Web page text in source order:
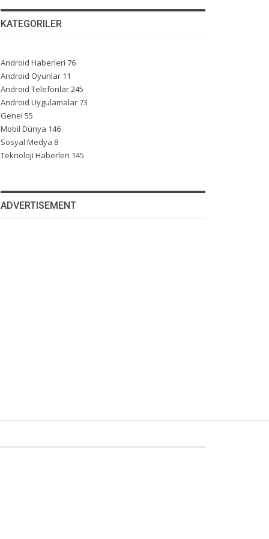
KATEGORILER
Android Haberleri 76
Android Oyunlar 11
Android Telefonlar245
Android Uygulamalar73
Genel 55
Mobil Dünya 146
Sosyal Medya 8
Teknoloji Haberleri 145
ADVERTISEMENT